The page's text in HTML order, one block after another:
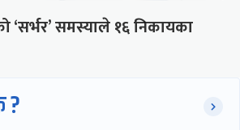
‘सर्भर’ समस्याले १६ निकायका
?